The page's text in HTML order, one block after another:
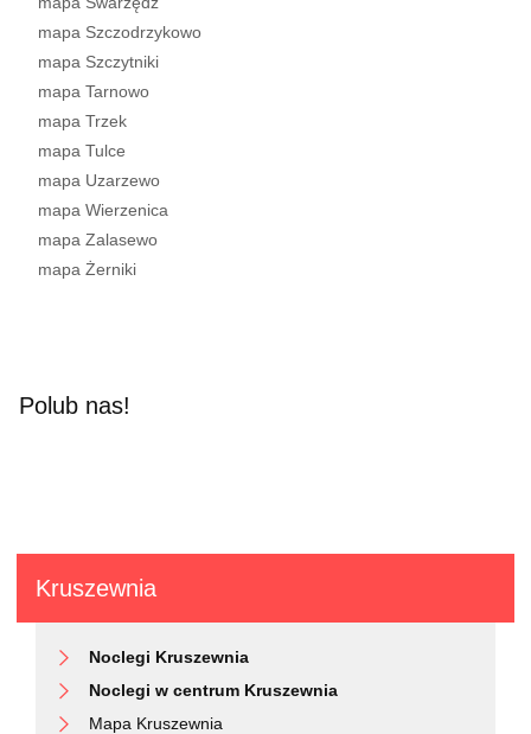
mapa Szczodrzykowo
mapa Szczytniki
mapa Tarnowo
mapa Trzek
mapa Tulce
mapa Uzarzewo
mapa Wierzenica
mapa Zalasewo
mapa Żerniki
Polub nas!
Kruszewnia
Noclegi Kruszewnia
Noclegi w centrum Kruszewnia
Mapa Kruszewnia